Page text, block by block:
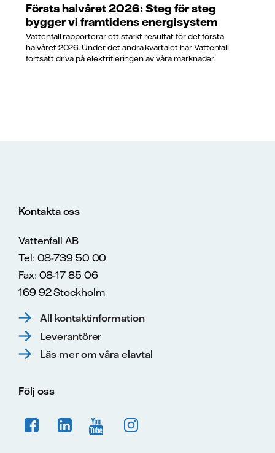
Första halvåret 2026: Steg för steg
bygger vi framtidens energisystem
Vattenfall rapporterar ett starkt resultat för det första
halvåret 2026. Under det andra kvartalet har Vattenfall
fortsatt driva på elektrifieringen av våra marknader.
Kontakta oss
Vattenfall AB
Tel: 08-739 50 00
Fax: 08-17 85 06
169 92 Stockholm
All kontaktinformation
Leverantörer
Läs mer om våra elavtal
Följ oss